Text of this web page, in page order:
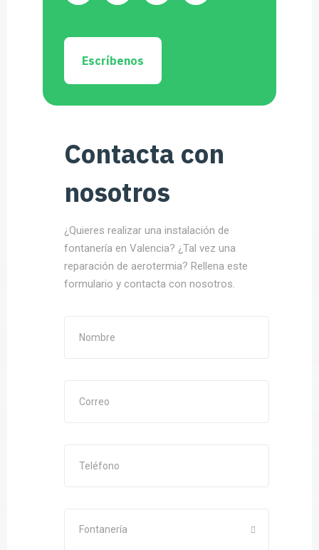
Escríbenos
Contacta con
nosotros
¿Quieres realizar una instalación de
fontanería en Valencia? ¿Tal vez una
reparación de aerotermia? Rellena este
formulario y contacta con nosotros.
Fontanería